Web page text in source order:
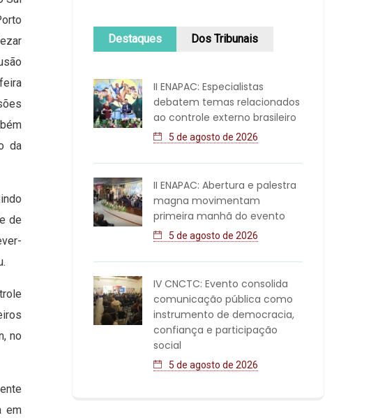
da
de
no
em
Destaques Dos Tribunais
II ENAPAC: Especialistas
debatem temas relacionados
ao controle externo brasileiro
5 de agosto de 2026
II ENAPAC: Abertura e palestra
magna movimentam
primeira manhã do evento
5 de agosto de 2026
IV CNCTC: Evento consolida
comunicação pública como
instrumento de democracia,
confiança e participação
social
5 de agosto de 2026